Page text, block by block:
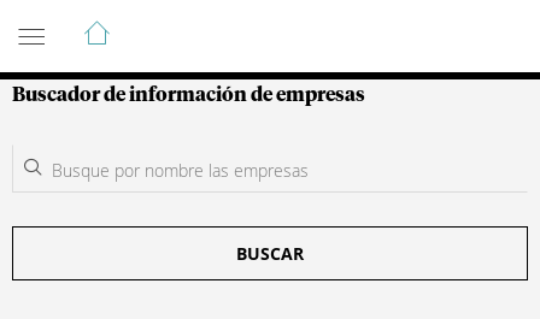
Guía de Empresas Colombianas
Buscador de información de empresas
BUSCAR